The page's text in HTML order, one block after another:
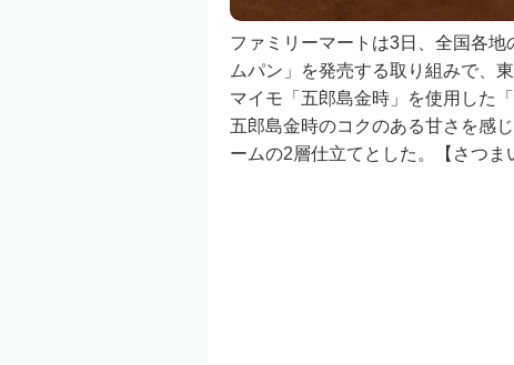
ファミリーマートは3日、全国各
ムパン」を発売する取り組みで、
マイモ「五郎島金時」を使用した
五郎島金時のコクのある甘さを感
ームの2層仕立てとした。【さつま